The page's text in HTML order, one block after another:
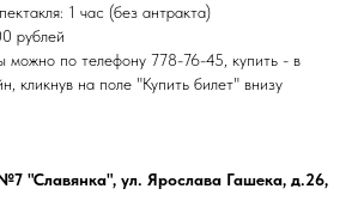
1 час (без антракта)
рублей
можно по телефону 778-76-45, купить - в
кликнув на поле "Купить билет" внизу
"Славянка", ул. Ярослава Гашека, д.26,